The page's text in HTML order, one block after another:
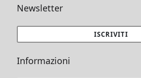
Newsletter
ISCRIVITI
Informazioni